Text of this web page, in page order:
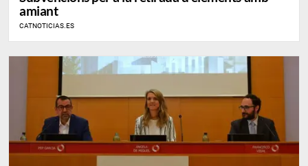
amiant
CATNOTICIAS.ES